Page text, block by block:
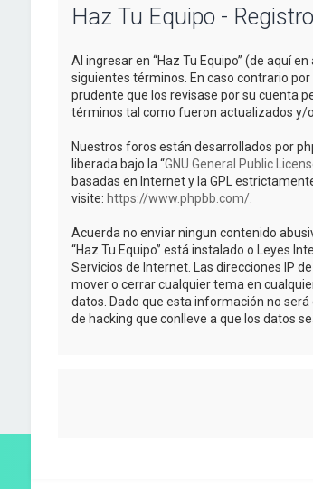
Haz Tu Equipo - Registro
Al ingresar en “Haz Tu Equipo” (de aquí
siguientes términos. En caso contrario
prudente que los revisase por su cuenta
términos tal como fueron actualizados y/
Nuestros foros están desarrollados por
liberada bajo la “GNU General Public
basadas en Internet y la GPL
visite: https://www.phpbb.com/.
Acuerda no enviar ningun contenido
“Haz Tu Equipo” está instalado o Leyes
Servicios de Internet. Las direcciones IP
mover o cerrar cualquier tema en
datos. Dado que esta información no
de hacking que conlleve a que los datos